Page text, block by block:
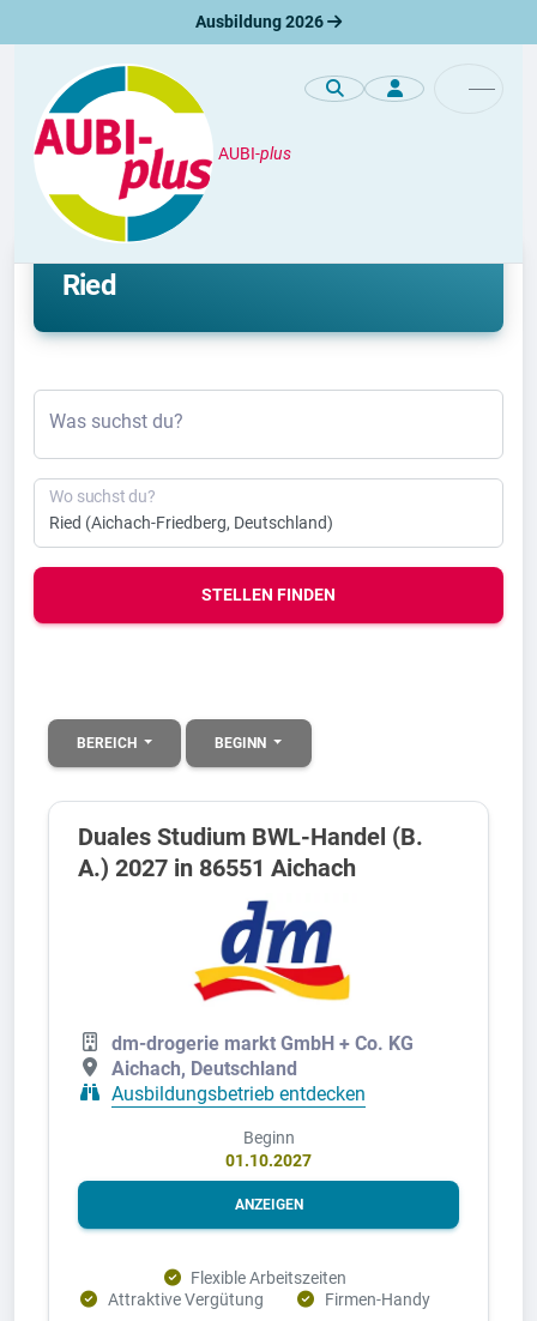
Ausbildung 2026
AUBI-plus
Duales Studium
Aktuelle duale Studienplätze in
Ried
Was suchst du?
Wo suchst du?
STELLEN FINDEN
BEREICH BEGINN
Duales Studium BWL-Handel (B.
A.) 2027 in 86551 Aichach
dm-drogerie markt GmbH + Co. KG
Aichach, Deutschland
Ausbildungsbetrieb entdecken
Beginn
01.10.2027
ANZEIGEN
Flexible Arbeitszeiten
Attraktive Vergütung
Firmen-Handy